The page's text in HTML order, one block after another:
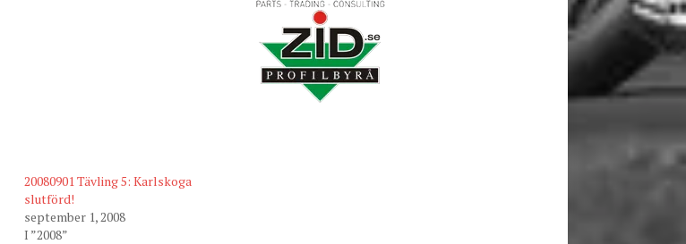
20080901 Tävling 5: Karlskoga
slutförd!
september 1, 2008
I ”2008”